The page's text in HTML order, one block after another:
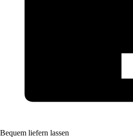
Bequem liefern lassen